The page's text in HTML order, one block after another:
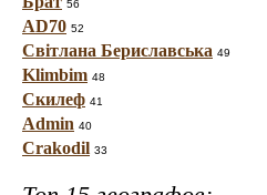
56
AD70 52
Світлана Бериславська 49
Klimbim 48
Скилеф 41
Admin 40
Crakodil 33